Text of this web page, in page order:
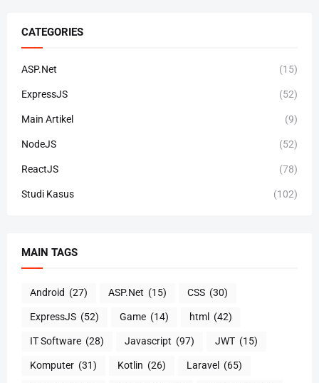
CATEGORIES
ASP.Net (15)
ExpressJS (52)
Main Artikel (9)
NodeJS (52)
ReactJS (78)
Studi Kasus (102)
MAIN TAGS
Android (27) ASP.Net (15) CSS (30)
ExpressJS (52) Game (14) html (42)
IT Software (28) Javascript (97) JWT (15)
Komputer (31) Kotlin (26) Laravel (65)